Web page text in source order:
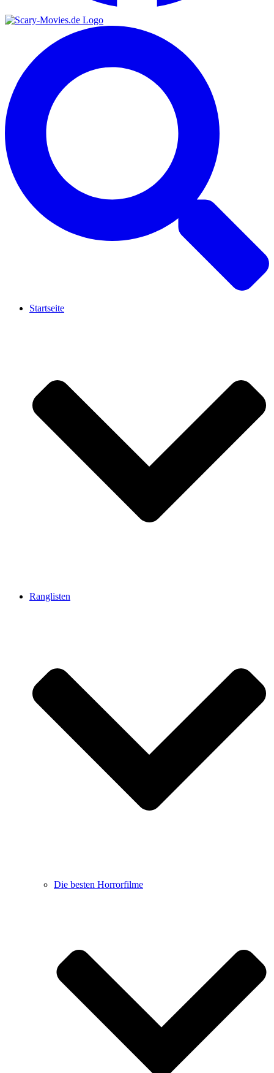
Startseite
Ranglisten
Die besten Horrorfilme